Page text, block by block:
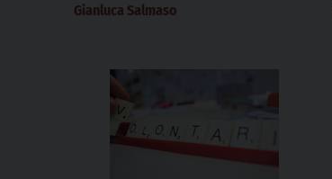
che la alimenta e...
Gianluca Salmaso